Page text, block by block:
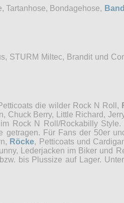
Tartanhose, Bondagehose,
STURM Miltec, Brandit und
die wilder Rock N Roll,
Chuck Berry, Little Richard,
Rock N Roll/Rockabilly Style.
Für Fans der 50er
Röcke, Petticoats und
Lederjacken im Biker und
bis Plussize auf Lager.